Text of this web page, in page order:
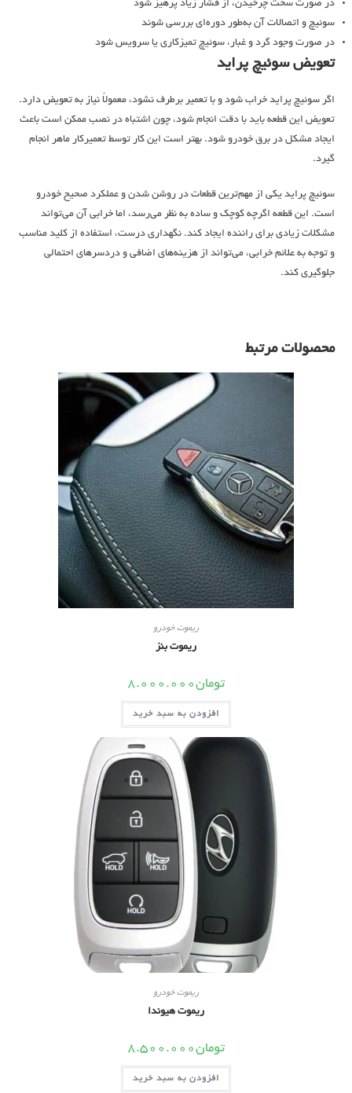
در صورت سخت چرخیدن، از فشار زیاد پرهیز شود
سوئیچ و اتصالات آن به‌طور دوره‌ای بررسی شوند
در صورت وجود گرد و غبار، سوئیچ تمیزکاری یا سرویس شود
تعویض سوئیچ پراید
اگر سوئیچ پراید خراب شود و با تعمیر برطرف نشود، معمولاً نیاز به تعویض دارد.
تعویض این قطعه باید با دقت انجام شود، چون اشتباه در نصب ممکن است باعث
ایجاد مشکل در برق خودرو شود. بهتر است این کار توسط تعمیرکار ماهر انجام
گیرد.
سوئیچ پراید یکی از مهم‌ترین قطعات در روشن شدن و عملکرد صحیح خودرو
است. این قطعه اگرچه کوچک و ساده به نظر می‌رسد، اما خرابی آن می‌تواند
مشکلات زیادی برای راننده ایجاد کند. نگهداری درست، استفاده از کلید مناسب
و توجه به علائم خرابی، می‌تواند از هزینه‌های اضافی و دردسرهای احتمالی
جلوگیری کند.
محصولات مرتبط
ریموت خودرو
ریموت بنز
تومان8.000.000
افزودن به سبد خرید
ریموت خودرو
ریموت هیوندا
تومان8.500.000
افزودن به سبد خرید